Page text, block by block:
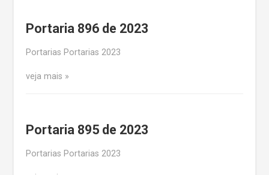
Portaria 896 de 2023
Portarias Portarias 2023
veja mais
Portaria 895 de 2023
Portarias Portarias 2023